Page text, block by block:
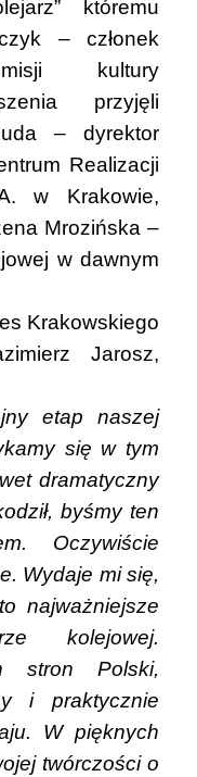
któremu
– członek
kultury
przyjęli
– dyrektor
Realizacji
w Krakowie,
Mrozińska –
w dawnym
Krakowskiego
Jarosz,
etap naszej
się w tym
dramatyczny
byśmy ten
Oczywiście
Wydaje mi się,
najważniejsze
kolejowej.
stron Polski,
i praktycznie
W pięknych
twórczości o